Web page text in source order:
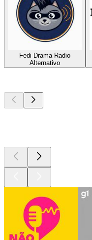
Fedi Drama Radio
Alternativo